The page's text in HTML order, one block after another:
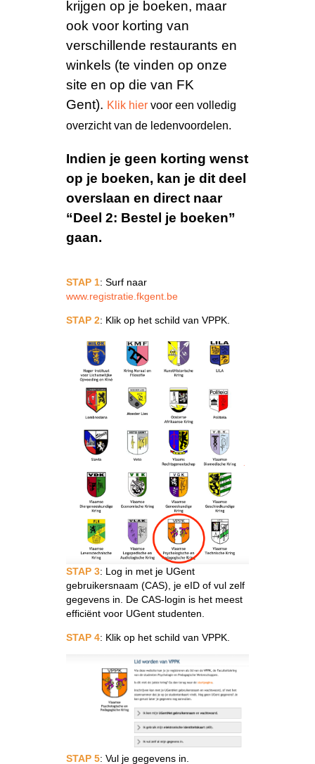
krijgen op je boeken, maar
ook voor korting van
verschillende restaurants en
winkels (te vinden op onze
site en op die van FK
Gent). Klik hier voor een volledig
overzicht van de ledenvoordelen.
Indien je geen korting wenst
op je boeken, kan je dit deel
overslaan en direct naar
“Deel 2: Bestel je boeken”
gaan.
STAP 1: Surf naar
www.registratie.fkgent.be
STAP 2: Klik op het schild van VPPK.
STAP 3: Log in met je UGent
gebruikersnaam (CAS), je eID of vul zelf
gegevens in. De CAS-login is het meest
efficiënt voor UGent studenten.
STAP 4: Klik op het schild van VPPK.
STAP 5: Vul je gegevens in.